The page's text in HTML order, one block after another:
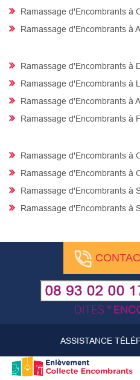
Ramassage d'Encombrants à
Ramassage d'Encombrants à
Ramassage d'Encombrants à
Ramassage d'Encombrants à
Ramassage d'Encombrants à
Ramassage d'Encombrants à
Ramassage d'Encombrants à
Ramassage d'Encombrants à
Ramassage d'Encombrants à
Ramassage d'Encombrants à
ASSISTANCE